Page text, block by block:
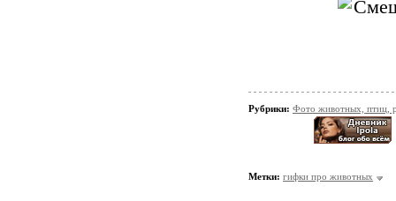
Рубрики: Фото животных, птиц,
Метки: гифки про животных